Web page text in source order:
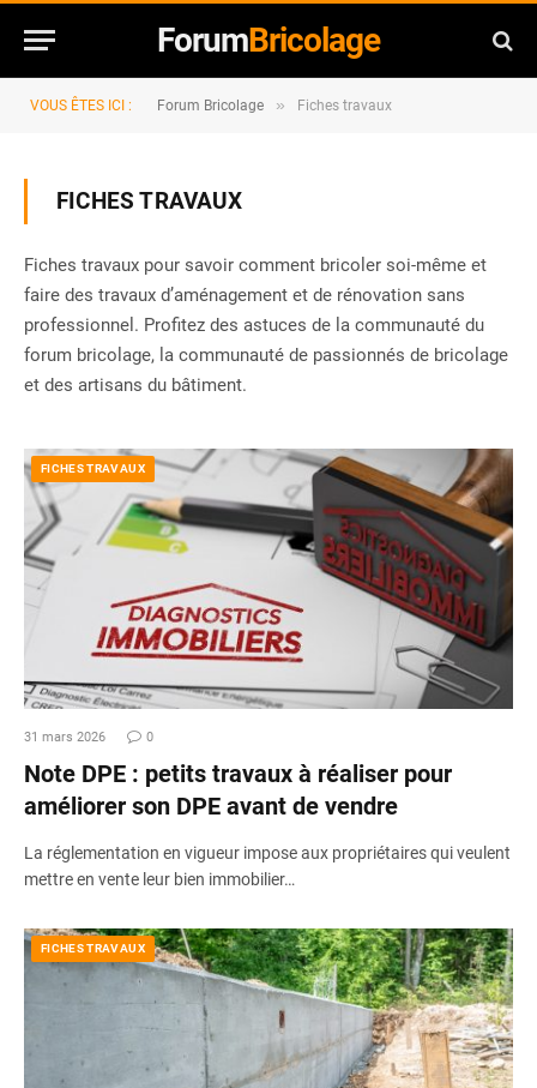
ForumBricolage
VOUS ÊTES ICI : Forum Bricolage » Fiches travaux
FICHES TRAVAUX
Fiches travaux pour savoir comment bricoler soi-même et
faire des travaux d’aménagement et de rénovation sans
professionnel. Profitez des astuces de la communauté du
forum bricolage, la communauté de passionnés de bricolage
et des artisans du bâtiment.
FICHES TRAVAUX
31 mars 2026 0
Note DPE : petits travaux à réaliser pour
améliorer son DPE avant de vendre
La réglementation en vigueur impose aux propriétaires qui veulent
mettre en vente leur bien immobilier…
FICHES TRAVAUX